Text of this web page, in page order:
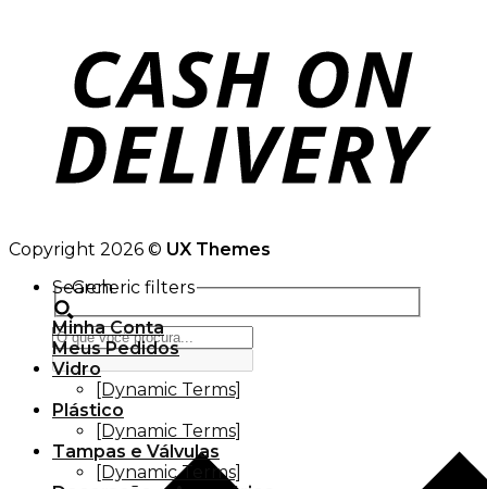
Copyright 2026 © UX Themes
Search
Generic filters
Minha Conta
Meus Pedidos
Vidro
[Dynamic Terms]
Plástico
[Dynamic Terms]
Tampas e Válvulas
[Dynamic Terms]